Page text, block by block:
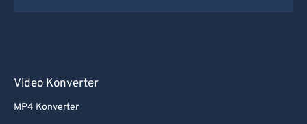
Video Konverter
MP4 Konverter